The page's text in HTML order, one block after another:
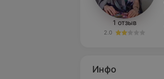
1 отзыв
2.0
Инфо